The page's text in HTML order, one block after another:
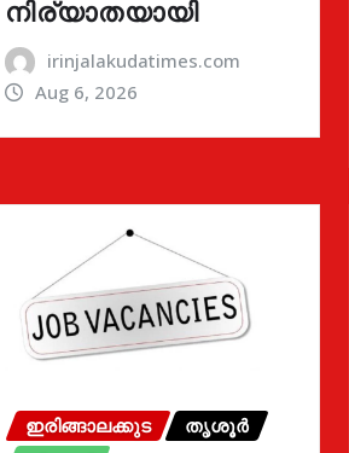
നിര്യാതയായി
irinjalakudatimes.com
Aug 6, 2026
ഇരിങ്ങാലക്കുട
തൃശൂർ